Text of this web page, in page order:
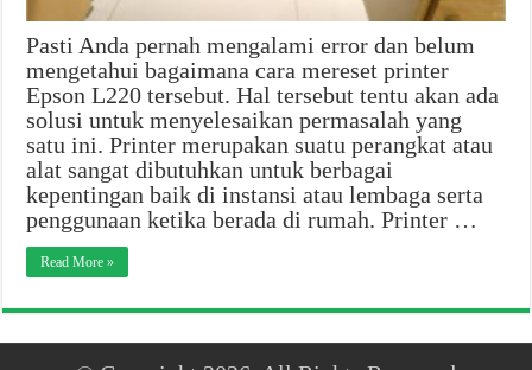
Pasti Anda pernah mengalami error dan belum
mengetahui bagaimana cara mereset printer
Epson L220 tersebut. Hal tersebut tentu akan ada
solusi untuk menyelesaikan permasalah yang
satu ini. Printer merupakan suatu perangkat atau
alat sangat dibutuhkan untuk berbagai
kepentingan baik di instansi atau lembaga serta
penggunaan ketika berada di rumah. Printer …
Read More »